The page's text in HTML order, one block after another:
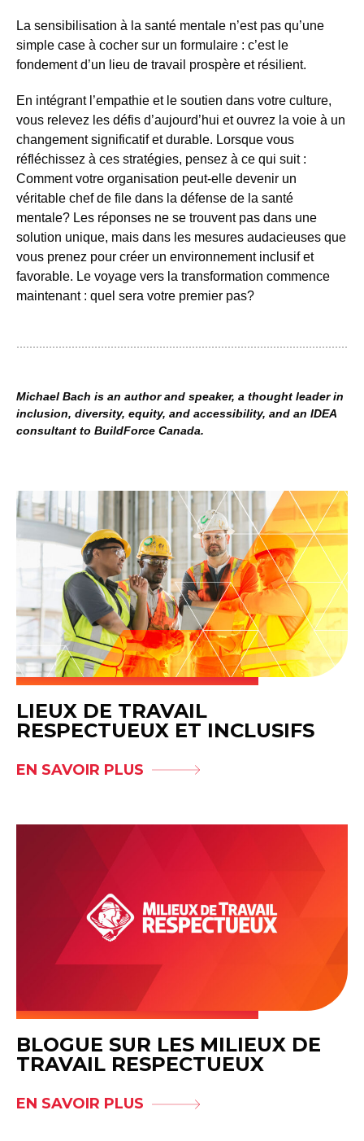
La sensibilisation à la santé mentale n’est pas qu’une
simple case à cocher sur un formulaire : c’est le
fondement d’un lieu de travail prospère et résilient.
En intégrant l’empathie et le soutien dans votre culture,
vous relevez les défis d’aujourd’hui et ouvrez la voie à un
changement significatif et durable. Lorsque vous
réfléchissez à ces stratégies, pensez à ce qui suit :
Comment votre organisation peut-elle devenir un
véritable chef de file dans la défense de la santé
mentale? Les réponses ne se trouvent pas dans une
solution unique, mais dans les mesures audacieuses que
vous prenez pour créer un environnement inclusif et
favorable. Le voyage vers la transformation commence
maintenant : quel sera votre premier pas?
Michael Bach is an author and speaker, a thought leader in
inclusion, diversity, equity, and accessibility, and an IDEA
consultant to BuildForce Canada.
LIEUX DE TRAVAIL
RESPECTUEUX ET INCLUSIFS
EN SAVOIR PLUS
BLOGUE SUR LES MILIEUX DE
TRAVAIL RESPECTUEUX
EN SAVOIR PLUS